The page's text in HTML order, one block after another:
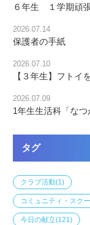
６年生 １学期頑
2026.07.14
保護者の手紙
2026.07.10
2026.07.09
1年生生活科「な
タグ
クラブ活動(1)
コミュニティ・スク
今日の献立(121)